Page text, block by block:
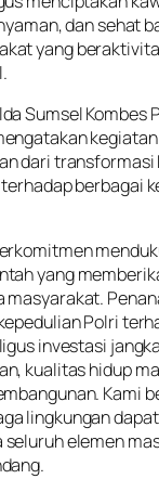
dan sehat
yang
Sumsel Kombes
dari transformasi
berbagai
yang
masyarakat.
Polri
investasi
kualitas hidup
Kami
lingkungan
elemen